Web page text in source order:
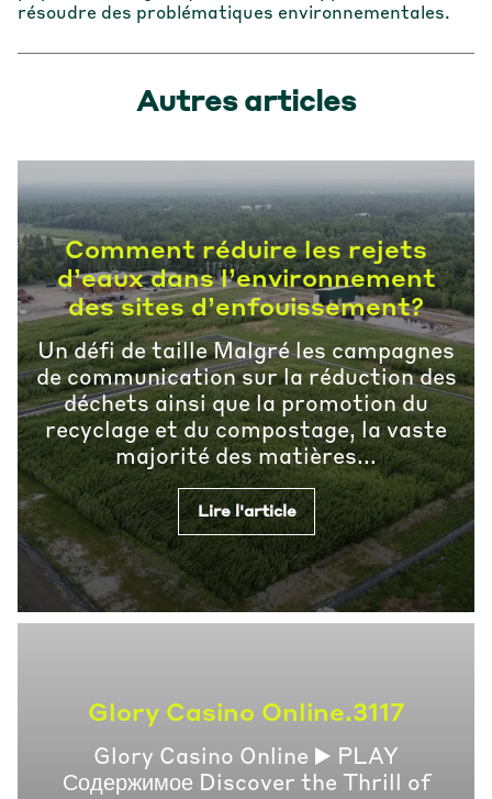
résoudre des problématiques environnementales.
Autres articles
Comment réduire les rejets
d’eaux dans l’environnement
des sites d’enfouissement?
Un défi de taille Malgré les campagnes
de communication sur la réduction des
déchets ainsi que la promotion du
recyclage et du compostage, la vaste
majorité des matières...
Lire l'article
Glory Casino Online.3117
Glory Casino Online ▶️ PLAY
Содержимое Discover the Thrill of